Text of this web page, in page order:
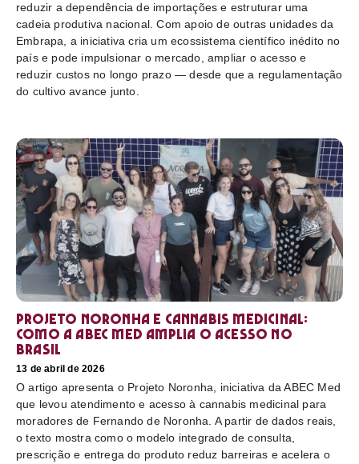
reduzir a dependência de importações e estruturar uma
cadeia produtiva nacional. Com apoio de outras unidades da
Embrapa, a iniciativa cria um ecossistema científico inédito no
país e pode impulsionar o mercado, ampliar o acesso e
reduzir custos no longo prazo — desde que a regulamentação
do cultivo avance junto.
Projeto Noronha e cannabis medicinal:
como a ABEC Med amplia o acesso no
Brasil
13 de abril de 2026
O artigo apresenta o Projeto Noronha, iniciativa da ABEC Med
que levou atendimento e acesso à cannabis medicinal para
moradores de Fernando de Noronha. A partir de dados reais,
o texto mostra como o modelo integrado de consulta,
prescrição e entrega do produto reduz barreiras e acelera o